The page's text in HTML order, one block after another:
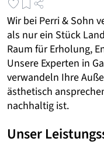
Wir bei Perri & Sohn
als nur ein Stück
Raum für Erholung,
Unsere Experten in
verwandeln Ihre
ästhetisch
nachhaltig ist.
Unser